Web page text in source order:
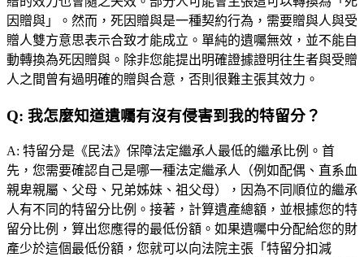
因贈與」。然而，死因贈與是一種契約行為，需要贈與人與受
贈人雙方意思表示合致才能成立。單純的遺囑無效，並不能自
動轉換為死因贈與。除非您能提出明確證據證明往生者與受贈
人之間曾有過明確的贈與合意，否則很難主張其效力。
Q: 我怎麼知道遺囑有沒有侵害到我的特留分？
A: 特留分是《民法》保障法定繼承人最低的繼承比例。首
先，您需要確認自己是哪一種法定繼承人（例如配偶、直系血
親卑親屬、父母、兄弟姊妹、祖父母），因為不同順位的繼承
人有不同的特留分比例。接著，計算遺產總額，並根據您的特
留分比例，算出您應得的最低份額。如果遺囑中分配給您的財
產少於這個最低份額，您就可以向法院主張「特留分扣減